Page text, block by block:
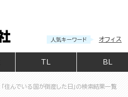
人気キーワード オフィス
BL
「住んでいる国が倒産した日」の検索結果一覧